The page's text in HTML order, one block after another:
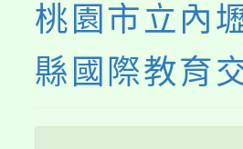
桃園市立內
縣國際教育